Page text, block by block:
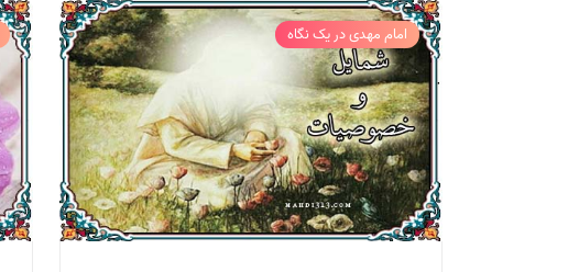
امام مهدی در یک نگاه